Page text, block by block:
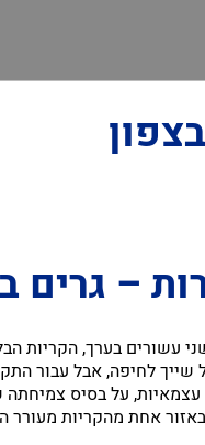
– גרים
עשורים בערך,
שייך לחיפה, אבל עבור
על בסיס
באזור אחת מהקריות